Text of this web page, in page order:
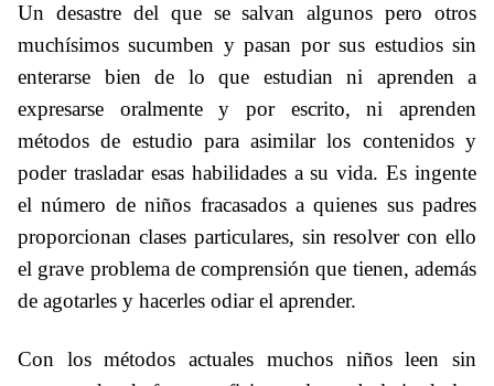
Un desastre del que se salvan algunos pero otros
muchísimos sucumben y pasan por sus estudios sin
enterarse bien de lo que estudian ni aprenden a
expresarse oralmente y por escrito, ni aprenden
métodos de estudio para asimilar los contenidos y
poder trasladar esas habilidades a su vida. Es ingente
el número de niños fracasados a quienes sus padres
proporcionan clases particulares, sin resolver con ello
el grave problema de comprensión que tienen, además
de agotarles y hacerles odiar el aprender.
Con los métodos actuales muchos niños leen sin